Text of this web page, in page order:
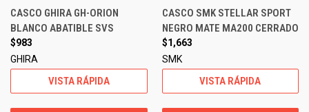
CASCO GHIRA GH-ORION
BLANCO ABATIBLE SVS
$983
GHIRA
VISTA RÁPIDA
CASCO SMK STELLAR SPORT
NEGRO MATE MA200 CERRADO
$1,663
SMK
VISTA RÁPIDA